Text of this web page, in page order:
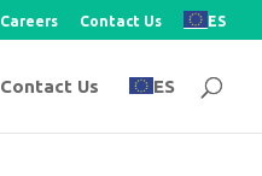
Careers Contact Us ES
Contact Us ES